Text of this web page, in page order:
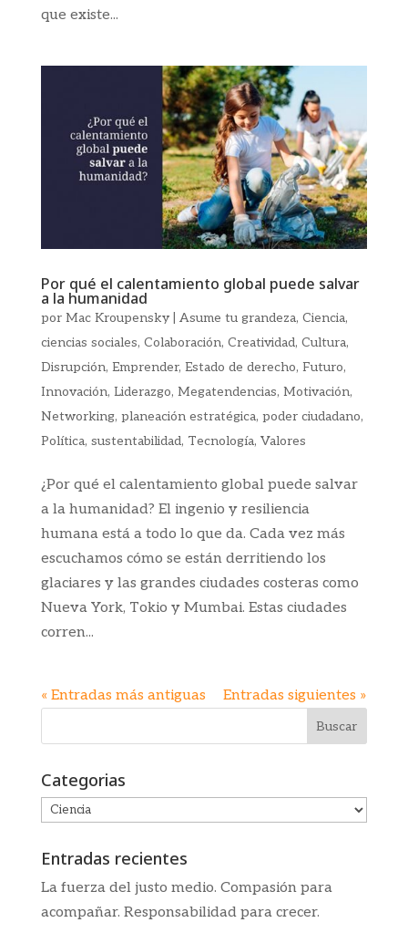
que existe...
Por qué el calentamiento global puede salvar
a la humanidad
por Mac Kroupensky| Asume tu grandeza, Ciencia,
ciencias sociales, Colaboración, Creatividad, Cultura,
Disrupción, Emprender, Estado de derecho, Futuro,
Innovación, Liderazgo, Megatendencias, Motivación,
Networking, planeación estratégica, poder ciudadano,
Política, sustentabilidad, Tecnología, Valores
¿Por qué el calentamiento global puede salvar
a la humanidad? El ingenio y resiliencia
humana está a todo lo que da. Cada vez más
escuchamos cómo se están derritiendo los
glaciares y las grandes ciudades costeras como
Nueva York, Tokio y Mumbai. Estas ciudades
corren...
« Entradas más antiguas Entradas siguientes »
Categorias
Categorias
Entradas recientes
La fuerza del justo medio. Compasión para
acompañar. Responsabilidad para crecer.